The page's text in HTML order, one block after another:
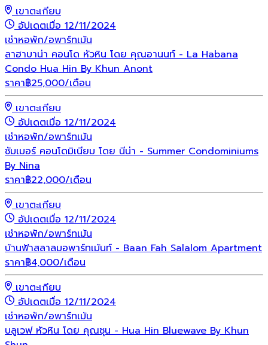
เขาตะเกียบ
อัปเดตเมื่อ 12/11/2024
เช่าหอพัก/อพาร์ทเม้น
ลาฮาบาน่า คอนโด หัวหิน โดย คุณอานนท์ - La Habana
Condo Hua Hin By Khun Anont
ราคา฿25,000/เดือน
เขาตะเกียบ
อัปเดตเมื่อ 12/11/2024
เช่าหอพัก/อพาร์ทเม้น
ซัมเมอร์ คอนโดมิเนียม โดย นีน่า - Summer Condominiums
By Nina
ราคา฿22,000/เดือน
เขาตะเกียบ
อัปเดตเมื่อ 12/11/2024
เช่าหอพัก/อพาร์ทเม้น
บ้านฟ้าสลาลมอพาร์ทเม้นท์ - Baan Fah Salalom Apartment
ราคา฿4,000/เดือน
เขาตะเกียบ
อัปเดตเมื่อ 12/11/2024
เช่าหอพัก/อพาร์ทเม้น
บลูเวฟ หัวหิน โดย คุณชุน - Hua Hin Bluewave By Khun